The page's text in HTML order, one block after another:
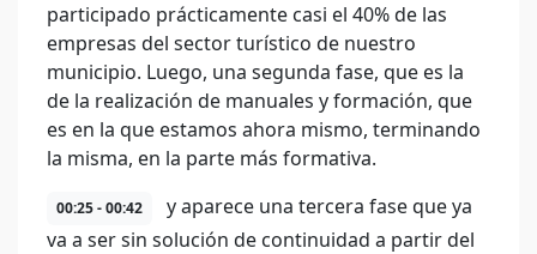
participado prácticamente casi el 40% de las
empresas del sector turístico de nuestro
municipio. Luego, una segunda fase, que es la
de la realización de manuales y formación, que
es en la que estamos ahora mismo, terminando
la misma, en la parte más formativa.
00:25 - 00:42
y aparece una tercera fase que ya
va a ser sin solución de continuidad a partir del